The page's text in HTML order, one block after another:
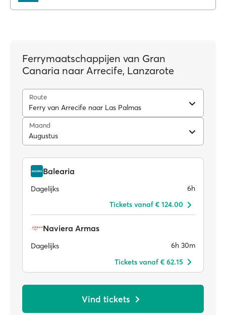
Ferrymaatschappijen van Gran
Canaria naar Arrecife, Lanzarote
Route
Ferry van Arrecife naar Las Palmas
Maand
Augustus
Balearia
Dagelijks
6h
Tickets vanaf € 124.00
Naviera Armas
Dagelijks
6h 30m
Tickets vanaf € 62.15
Vind tickets